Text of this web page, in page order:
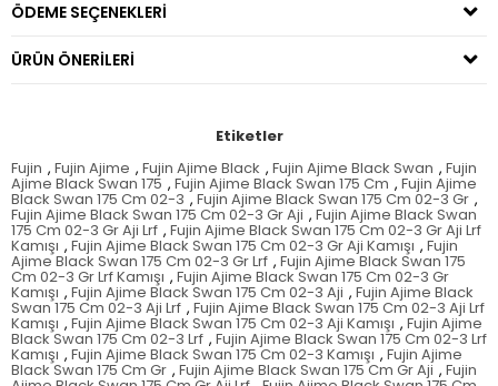
ÖDEME SEÇENEKLERI
ÜRÜN ÖNERILERI
Etiketler
Fujin , Fujin Ajime , Fujin Ajime Black , Fujin Ajime Black Swan , Fujin
Ajime Black Swan 175 , Fujin Ajime Black Swan 175 Cm , Fujin Ajime
Black Swan 175 Cm 02-3 , Fujin Ajime Black Swan 175 Cm 02-3 Gr ,
Fujin Ajime Black Swan 175 Cm 02-3 Gr Aji , Fujin Ajime Black Swan
175 Cm 02-3 Gr Aji Lrf , Fujin Ajime Black Swan 175 Cm 02-3 Gr Aji Lrf
Kamışı , Fujin Ajime Black Swan 175 Cm 02-3 Gr Aji Kamışı , Fujin
Ajime Black Swan 175 Cm 02-3 Gr Lrf , Fujin Ajime Black Swan 175
Cm 02-3 Gr Lrf Kamışı , Fujin Ajime Black Swan 175 Cm 02-3 Gr
Kamışı , Fujin Ajime Black Swan 175 Cm 02-3 Aji , Fujin Ajime Black
Swan 175 Cm 02-3 Aji Lrf , Fujin Ajime Black Swan 175 Cm 02-3 Aji Lrf
Kamışı , Fujin Ajime Black Swan 175 Cm 02-3 Aji Kamışı , Fujin Ajime
Black Swan 175 Cm 02-3 Lrf , Fujin Ajime Black Swan 175 Cm 02-3 Lrf
Kamışı , Fujin Ajime Black Swan 175 Cm 02-3 Kamışı , Fujin Ajime
Black Swan 175 Cm Gr , Fujin Ajime Black Swan 175 Cm Gr Aji , Fujin